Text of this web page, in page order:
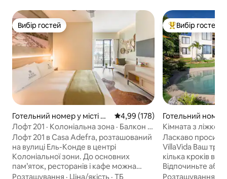
Вибір гостей
Вибір гостей
Готельний номер у місті Са
нто-Домінго
Середня оцінка: 4,99 з 5,
4,99 (178)
Лофт 201 · Колоніальна зона · Балкон +
сніданок
Лофт 201 в Casa Adefra, розташований
на вулиці Ель-Конде в центрі
Колоніальної зони. До основних
пам’яток, ресторанів і кафе можна
легко дійти пішки. У цьому лофті є
Розташування · Ціна/якість · ТБ
Топ вибір гостей
Вибір гостей
Готельний номер
s Galeras
Кімната з
Playita – VillaVida
Ласкаво
VillaVida Ваш
кілька кроків
Відпочиньте або
Розташування